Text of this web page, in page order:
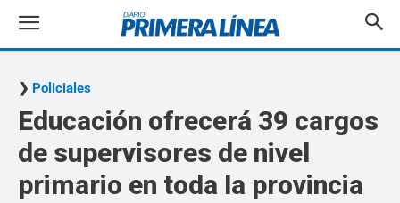
Policiales
Educación ofrecerá 39 cargos
de supervisores de nivel
primario en toda la provincia